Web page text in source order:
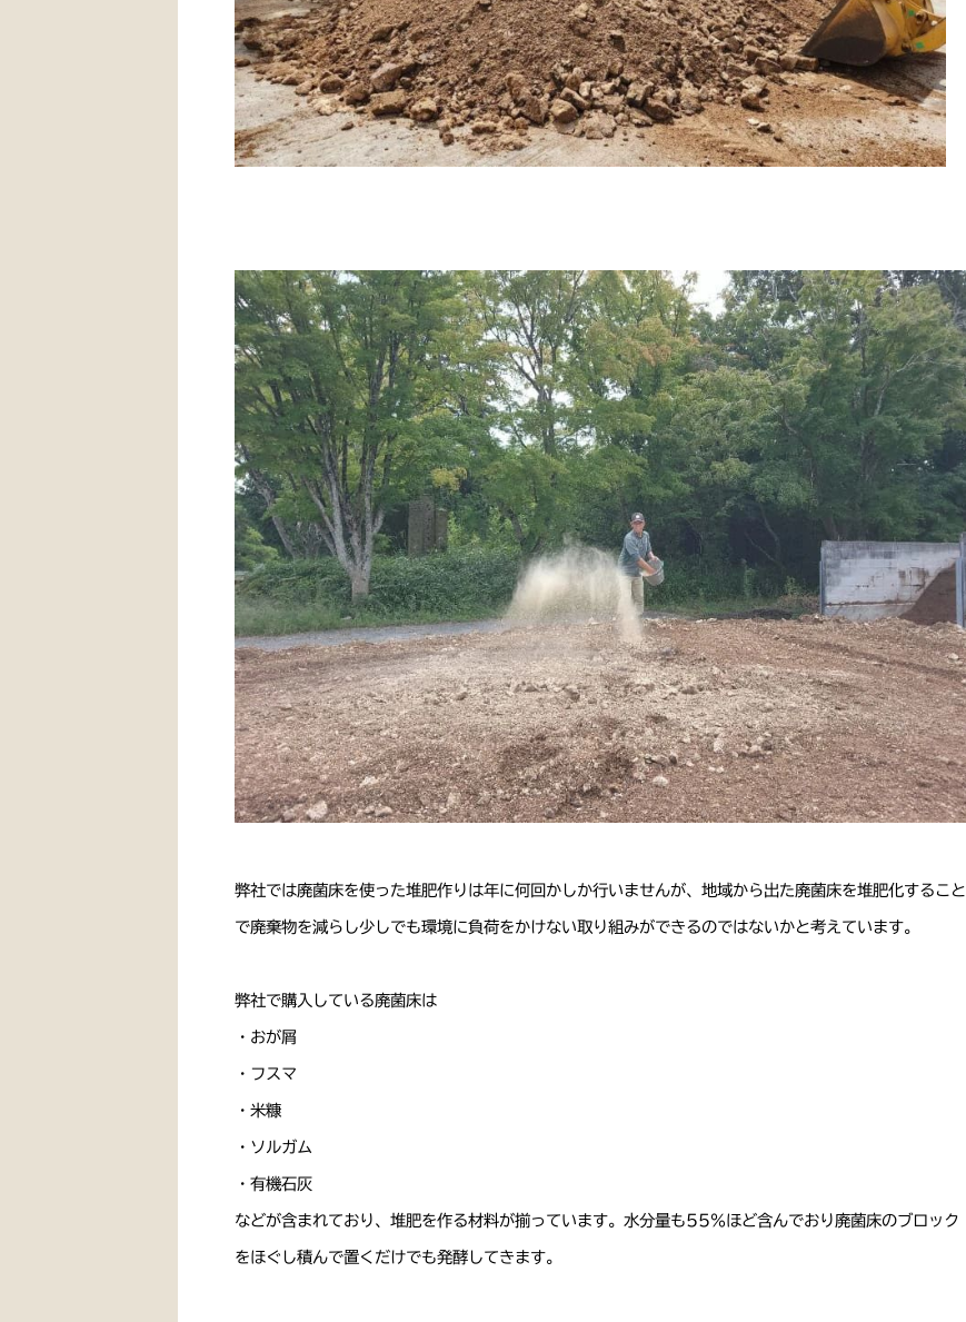
弊社では廃菌床を使った堆肥作りは年に何回かしか行いませんが、地域から出た廃菌床を堆肥化すること
で廃棄物を減らし少しでも環境に負荷をかけない取り組みができるのではないかと考えています。
弊社で購入している廃菌床は
・おが屑
・フスマ
・米糠
・ソルガム
・有機石灰
などが含まれており、堆肥を作る材料が揃っています。水分量も55%ほど含んでおり廃菌床のブロック
をほぐし積んで置くだけでも発酵してきます。